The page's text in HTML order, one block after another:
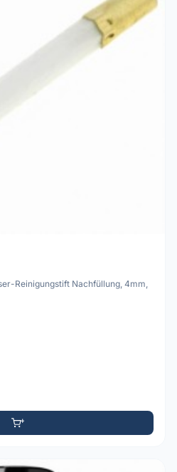
Reinigungstift Nachfüllung, 4mm,